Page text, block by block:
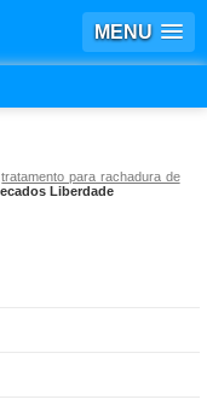
MENU
tratamento para rachadura de
Liberdade